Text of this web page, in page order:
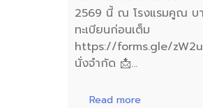
2569 นี้ ณ โรงแรมคูณ บ
ทะเบียนก่อนเต็ม
https://forms.gle/
นั่งจำกัด 📩…
Read more